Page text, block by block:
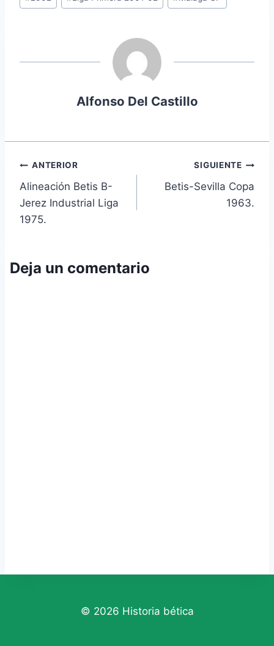
de
Alfonso Del Castillo
Navegación
de
entradas
ANTERIOR
Alineación Betis B-
Jerez Industrial Liga
1975.
SIGUIENTE
Betis-Sevilla Copa
1963.
Deja un comentario
© 2026 Historia bética